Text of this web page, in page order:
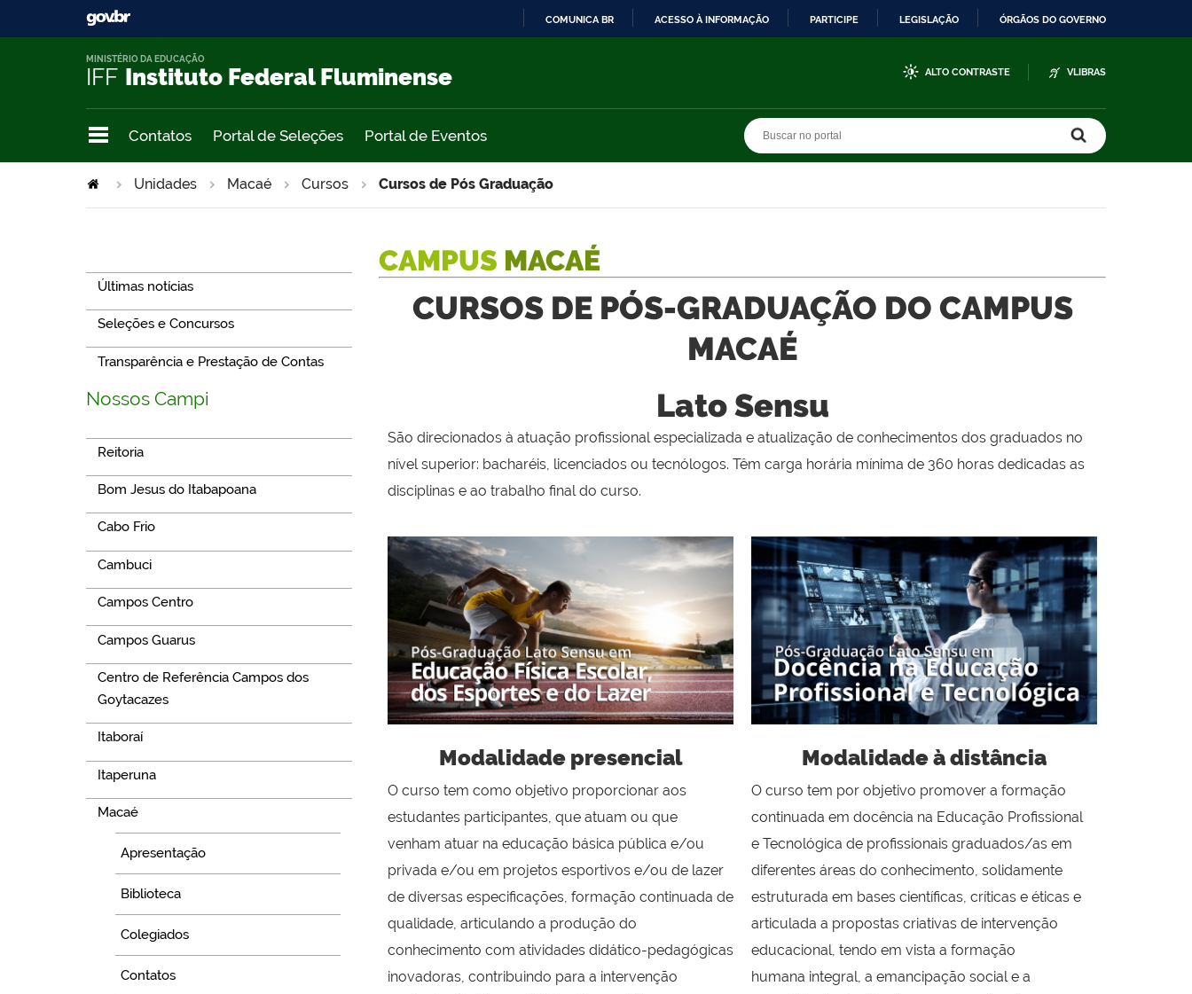
COMUNICA BR ACESSO À INFORMAÇÃO PARTICIPE LEGISLAÇÃO ÓRGÃOS DO GOVERNO
IFF Instituto Federal Fluminense
MINISTÉRIO DA EDUCAÇÃO
ALTO CONTRASTE VLIBRAS
Contatos Portal de Seleções Portal de Eventos
Unidades Macaé Cursos Cursos de Pós Graduação
Últimas notícias
Seleções e Concursos
Transparência e Prestação de Contas
Nossos Campi
Reitoria
Bom Jesus do Itabapoana
Cabo Frio
Cambuci
Campos Centro
Campos Guarus
Centro de Referência Campos dos
Goytacazes
Itaboraí
Itaperuna
Macaé
Apresentação
Biblioteca
Colegiados
Contatos
CAMPUS MACAÉ
CURSOS DE PÓS-GRADUAÇÃO DO CAMPUS
MACAÉ
Lato Sensu
São direcionados à atuação profissional especializada e atualização de conhecimentos dos graduados no
nível superior: bacharéis, licenciados ou tecnólogos. Têm carga horária mínima de 360 horas dedicadas as
disciplinas e ao trabalho final do curso.
Modalidade presencial
O curso tem como objetivo proporcionar aos
estudantes participantes, que atuam ou que
venham atuar na educação básica pública e/ou
privada e/ou em projetos esportivos e/ou de lazer
de diversas especificações, formação continuada de
qualidade, articulando a produção do
conhecimento com atividades didático-pedagógicas
inovadoras, contribuindo para a intervenção
Modalidade à distância
O curso tem por objetivo promover a formação
continuada em docência na Educação Profissional
e Tecnológica de profissionais graduados/as em
diferentes áreas do conhecimento, solidamente
estruturada em bases científicas, críticas e éticas e
articulada a propostas criativas de intervenção
educacional, tendo em vista a formação
humana integral, a emancipação social e a